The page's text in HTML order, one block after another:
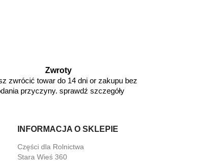
Zwroty
zwrócić towar do 14 dni or zakupu bez
przyczyny. sprawdź szczegóły
INFORMACJA O SKLEPIE
Części dla Rolnictwa
Stara Wieś 360